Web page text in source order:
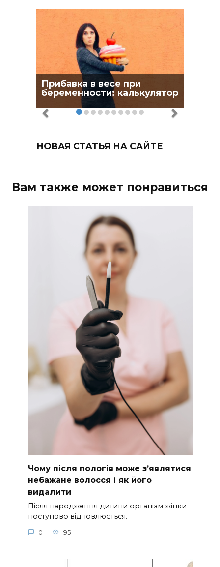
Прибавка в весе при
беременности: калькулятор
НОВАЯ СТАТЬЯ НА САЙТЕ
Вам также может понравиться
Чому після пологів може з’являтися
небажане волосся і як його
видалити
Після народження дитини організм жінки
поступово відновлюється.
0 95